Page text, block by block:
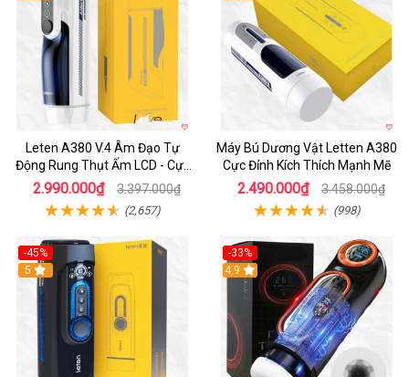
Leten A380 V.4 Âm Đạo Tự
Động Rung Thụt Ấm LCD - Cực
Phê
2.990.000₫ 3.397.000₫
(2,657)
Máy Bú Dương Vật Letten A380
Cực Đỉnh Kích Thích Mạnh Mẽ
2.490.000₫ 3.458.000₫
(998)
-45%
Hot
5
-33%
Hot
4.9